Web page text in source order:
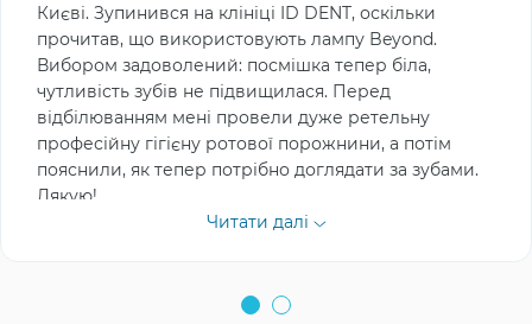
Києві. Зупинився на клініці ID DENT, оскільки
прочитав, що використовують лампу Beyond.
Вибором задоволений: посмішка тепер біла,
чутливість зубів не підвищилася. Перед
відбілюванням мені провели дуже ретельну
професійну гігієну ротової порожнини, а потім
пояснили, як тепер потрібно доглядати за зубами.
Дякую!
Читати далі